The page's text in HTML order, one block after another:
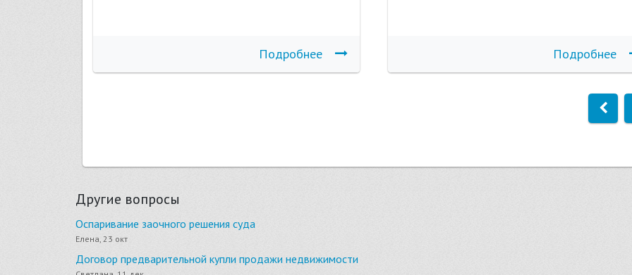
Подробнее Подробнее
Другие вопросы
Оспаривание заочного решения суда
Елена, 23 окт
Договор предварительной купли продажи недвижимости